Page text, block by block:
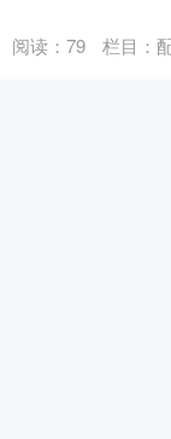
阅读： 79 栏目：